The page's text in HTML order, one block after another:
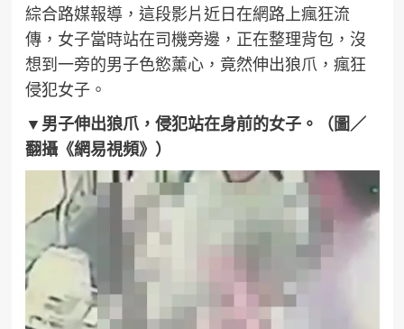
綜合路媒報導，這段影片近日在網路上瘋狂流
傳，女子當時站在司機旁邊，正在整理背包，沒
想到一旁的男子色慾薰心，竟然伸出狼爪，瘋狂
侵犯女子。
▼男子伸出狼爪，侵犯站在身前的女子。（圖／
翻攝《網易視頻》）